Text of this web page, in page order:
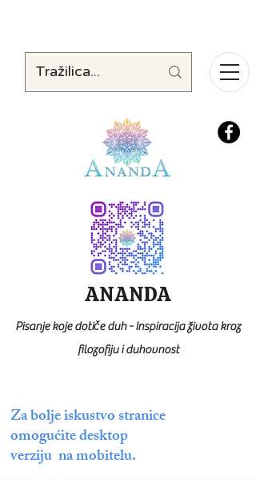
Za bolje iskustvo stranice
omogućite desktop
verziju na mobitelu.
ANANDA
Pisanje koje dotiče duh - Inspiracija života kroz
filozofiju i duhovnost